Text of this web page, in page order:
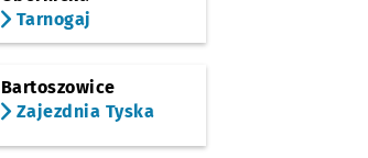
Tarnogaj
Bartoszowice
Zajezdnia Tyska